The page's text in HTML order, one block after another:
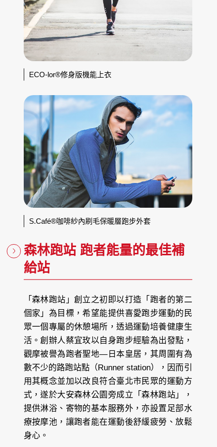
ECO-lor®修身版機能上衣
S.Café®咖啡紗內刷毛保暖層跑步外套
森林跑站 跑者能量的最佳補
給站
「森林跑站」創立之初即以打造「跑者的第二
個家」為目標，希望能提供喜愛跑步運動的民
眾一個專屬的休憩場所，透過運動培養健康生
活。創辦人蔡宜玫以自身跑步經驗為出發點，
觀摩被譽為跑者聖地—日本皇居，其周圍有為
數不少的路跑站點（Runner station），因而引
用其概念並加以改良符合臺北市民眾的運動方
式，遂於大安森林公園旁成立「森林跑站」，
提供淋浴、寄物的基本服務外，亦設置足部水
療按摩池，讓跑者能在運動後舒緩疲勞、放鬆
身心。